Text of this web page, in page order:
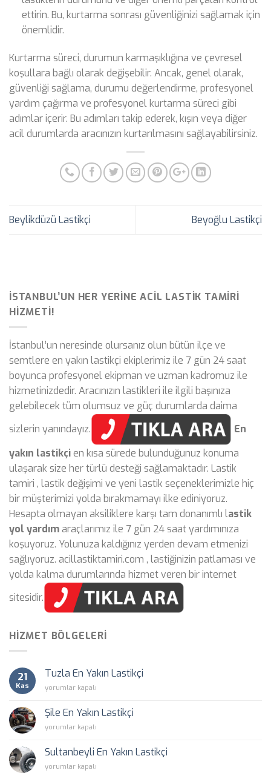
ettirin. Bu, kurtarma sonrası güvenliğinizi sağlamak için
önemlidir.
Kurtarma süreci, durumun karmaşıklığına ve çevresel
koşullara bağlı olarak değişebilir. Ancak, genel olarak,
güvenliği sağlama, durumu değerlendirme, profesyonel
yardım çağırma ve profesyonel kurtarma süreci gibi
adımlar içerir. Bu adımları takip ederek, kışın veya diğer
acil durumlarda aracınızın kurtarılmasını sağlayabilirsiniz.
Beylikdüzü Lastikçi Beyoğlu Lastikçi
İSTANBUL’UN HER YERINE ACIL LASTIK TAMIRI
HIZMETI!
İstanbul’un neresinde olursanız olun bütün ilçe ve
semtlere en yakın lastikçi ekiplerimiz ile 7 gün 24 saat
boyunca profesyonel ekipman ve uzman kadromuz ile
hizmetinizdedir. Aracınızın lastikleri ile ilgili başınıza
gelebilecek tüm olumsuz ve güç durumlarda daima
sizlerin yanındayız.
En
yakın lastikçien kısa sürede bulunduğunuz konuma
ulaşarak size her türlü desteği sağlamaktadır. Lastik
tamiri , lastik değişimi ve yeni lastik seçeneklerimizle hiç
bir müşterimizi yolda bırakmamayı ilke ediniyoruz.
Hesapta olmayan aksiliklere karşı tam donanımlı lastik
yol yardımaraçlarımız ile 7 gün 24 saat yardımınıza
koşuyoruz. Yolunuza kaldığınız yerden devam etmenizi
sağlıyoruz. acillastiktamiri.com , lastiğinizin patlaması ve
yolda kalma durumlarında hizmet veren bir internet
sitesidir.
HIZMET BÖLGELERI
21
Kas
Tuzla En Yakın Lastikçi
Tuzla
Yakın
Lastikçi
için
yorumlar kapalı
Şile En Yakın Lastikçi
Şile
Yakın
Lastikçi
için
yorumlar kapalı
Sultanbeyli En Yakın Lastikçi
Sultanbeyli
yorumlar kapalı